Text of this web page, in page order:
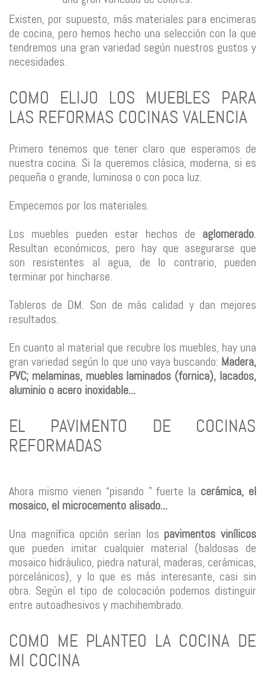
Existen, por supuesto, más materiales para encimeras
de cocina, pero hemos hecho una selección con la que
tendremos una gran variedad según nuestros gustos y
necesidades.
COMO ELIJO LOS MUEBLES PARA
LAS REFORMAS COCINAS VALENCIA
Primero tenemos que tener claro que esperamos de
nuestra cocina. Si la queremos clásica, moderna, si es
pequeña o grande, luminosa o con poca luz.
Empecemos por los materiales.
Los muebles pueden estar hechos de aglomerado.
Resultan económicos, pero hay que asegurarse que
son resistentes al agua, de lo contrario, pueden
terminar por hincharse.
Tableros de DM. Son de más calidad y dan mejores
resultados.
En cuanto al material que recubre los muebles, hay una
gran variedad según lo que uno vaya buscando: Madera,
PVC; melaminas, muebles laminados (fornica), lacados,
aluminio o acero inoxidable...
EL PAVIMENTO DE COCINAS
REFORMADAS
Ahora mismo vienen “pisando " fuerte la cerámica, el
mosaico, el microcemento alisado...
Una magnífica opción serían los pavimentos vinílicos
que pueden imitar cualquier material (baldosas de
mosaico hidráulico, piedra natural, maderas, cerámicas,
porcelánicos), y lo que es más interesante, casi sin
obra. Según el tipo de colocación podemos distinguir
entre autoadhesivos y machihembrado.
COMO ME PLANTEO LA COCINA DE
MI COCINA